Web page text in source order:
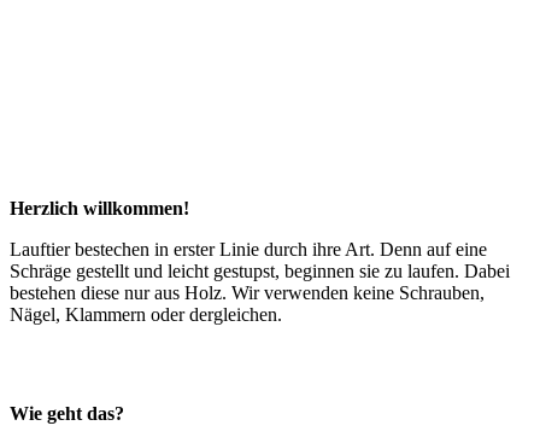
Herzlich willkommen!
Lauftier bestechen in erster Linie durch ihre Art. Denn auf eine
Schräge gestellt und leicht gestupst, beginnen sie zu laufen. Dabei
bestehen diese nur aus Holz. Wir verwenden keine Schrauben,
Nägel, Klammern oder dergleichen.
Wie geht das?